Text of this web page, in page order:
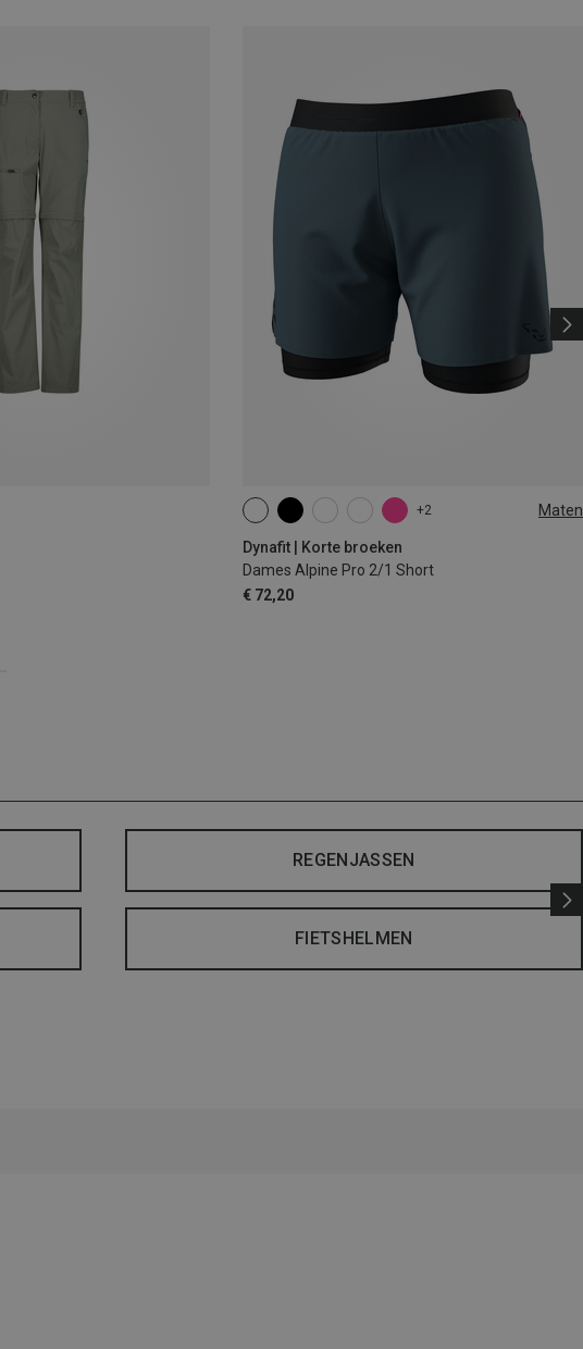
+2 Maten
Dynafit | Korte broeken
Dames Alpine Pro 2/1 Short
€ 72,20
XS S M XL
REGENJASSEN
FIETSHELMEN